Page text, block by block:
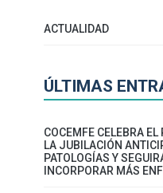
ACTUALIDAD
ÚLTIMAS
COCEMFE CELEBRA
LA JUBILACIÓN
PATOLOGÍAS Y
INCORPORAR MÁS